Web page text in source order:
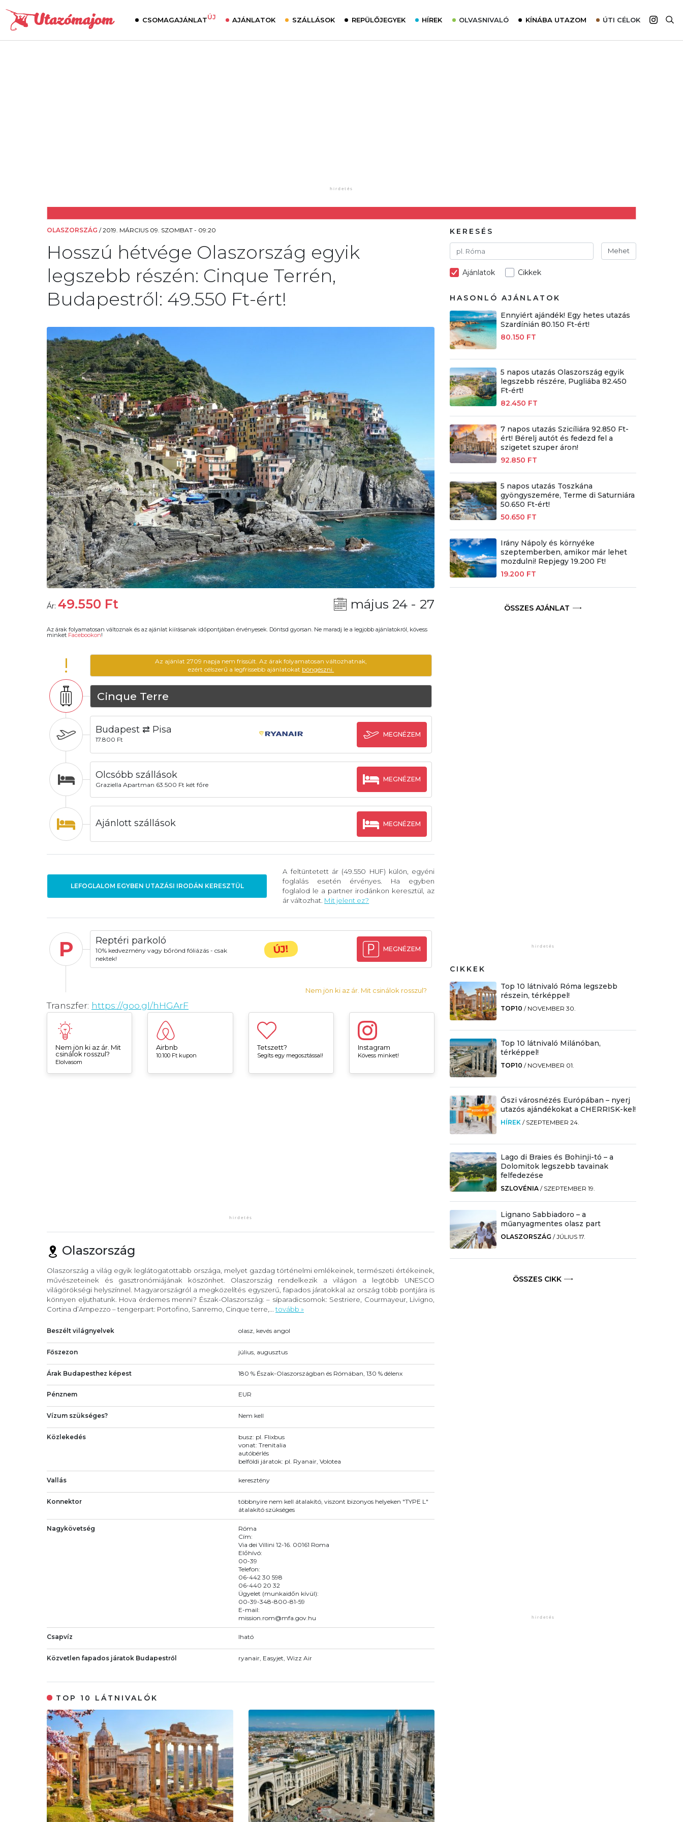
CSOMAGAJÁNLATÚJ AJÁNLATOK SZÁLLÁSOK REPÜLŐJEGYEK HÍREK OLVASNIVALÓ KÍNÁBA UTAZOM ÚTI CÉLOK
OLASZORSZÁG /2019. MÁRCIUS 09. SZOMBAT - 09:20
Hosszú hétvége Olaszország egyik
legszebb részén: Cinque Terrén,
Budapestről: 49.550 Ft-ért!
Ár: 49.550 Ft május 24 - 27
Az árak folyamatosan változnak és az ajánlat kiírásanak időpontjában érvényesek. Döntsd gyorsan. Ne maradj le a legjobb ajánlatokról, kövess
minket Facebookon!
!
Az ajánlat 2709 napja nem frissült. Az árak folyamatosan változhatnak,
ezért célszerű a legfrissebb ajánlatokat böngészni.
Cinque Terre
Budapest ⇄ Pisa
17.800 Ft
MEGNÉZEM
Olcsóbb szállások
Graziella Apartman 63.500 Ft két főre
MEGNÉZEM
Ajánlott szállások MEGNÉZEM
LEFOGLALOM EGYBEN UTAZÁSI IRODÁN KERESZTÜL
A feltüntetett ár (49.550 HUF) külön, egyéni
foglalás esetén érvényes. Ha egyben
foglalod le a partner irodánkon keresztül, az
ár változhat. Mit jelent ez?
P Reptéri parkoló
10% kedvezmény vagy bőrönd fóliázás - csak
nektek!
ÚJ! MEGNÉZEM
Nem jön ki az ár. Mit csinálok rosszul?
Transzfer: https://goo.gl/hHGArF
Nem jön ki az ár. Mit
csinálok rosszul?
Elolvasom
Airbnb
10.100 Ft kupon
Tetszett?
Segíts egy megosztással!
Instagram
Kövess minket!
Olaszország
Olaszország a világ egyik leglátogatottabb országa, melyet gazdag történelmi emlékeinek, természeti értékeinek,
művészeteinek és gasztronómiájának köszönhet. Olaszország rendelkezik a világon a legtöbb UNESCO
világörökségi helyszínnel. Magyarországról a megközelítés egyszerű, fapados járatokkal az ország több pontjára is
könnyen eljuthatunk. Hova érdemes menni? Észak-Olaszország: – síparadicsomok: Sestriere, Courmayeur, Livigno,
Cortina d’Ampezzo – tengerpart: Portofino, Sanremo, Cinque terre,... tovább »
Beszélt világnyelvek olasz, kevés angol
Főszezon július, augusztus
Árak Budapesthez képest 180 % Észak-Olaszországban és Rómában, 130 % délenx
Pénznem EUR
Vízum szükséges? Nem kell
Közlekedés
busz: pl. Flixbus
vonat: Trenitalia
autóbérlés
belföldi járatok: pl. Ryanair, Volotea
Vallás keresztény
Konnektor
többnyire nem kell átalakító, viszont bizonyos helyeken "TYPE L"
átalakító szükséges
Nagykövetség
Róma
Cím:
Via dei Villini 12-16. 00161 Roma
Előhívó:
00-39
Telefon:
06-442 30 598
06-440 20 32
Ügyelet (munkaidőn kívül):
00-39-348-800-81-59
E-mail:
mission.rom@mfa.gov.hu
Csapvíz Iható
Közvetlen fapados járatok Budapestről ryanair, Easyjet, Wizz Air
TOP 10 LÁTNIVALÓK
KERESÉS
Mehet
Ajánlatok Cikkek
HASONLÓ AJÁNLATOK
Ennyiért ajándék! Egy hetes utazás
Szardínián 80.150 Ft-ért!
80.150 FT
5 napos utazás Olaszország egyik
legszebb részére, Pugliába 82.450
Ft-ért!
82.450 FT
7 napos utazás Szicíliára 92.850 Ft-
ért! Bérelj autót és fedezd fel a
szigetet szuper áron!
92.850 FT
5 napos utazás Toszkána
gyöngyszemére, Terme di Saturniára
50.650 Ft-ért!
50.650 FT
Irány Nápoly és környéke
szeptemberben, amikor már lehet
mozdulni! Repjegy 19.200 Ft!
19.200 FT
ÖSSZES AJÁNLAT
CIKKEK
Top 10 látnivaló Róma legszebb
részein, térképpel!
TOP10 / NOVEMBER 30.
Top 10 látnivaló Milánóban,
térképpel!
TOP10 / NOVEMBER 01.
Őszi városnézés Európában – nyerj
utazós ajándékokat a CHERRISK-kel!
HÍREK / SZEPTEMBER 24.
Lago di Braies és Bohinji-tó – a
Dolomitok legszebb tavainak
felfedezése
SZLOVÉNIA / SZEPTEMBER 19.
Lignano Sabbiadoro – a
műanyagmentes olasz part
OLASZORSZÁG /JÚLIUS 17.
ÖSSZES CIKK